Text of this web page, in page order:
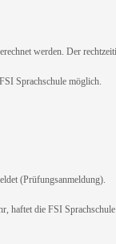
werden. Der
Sprachschule möglich.
(Prüfungsanmeldung).
haftet die FSI